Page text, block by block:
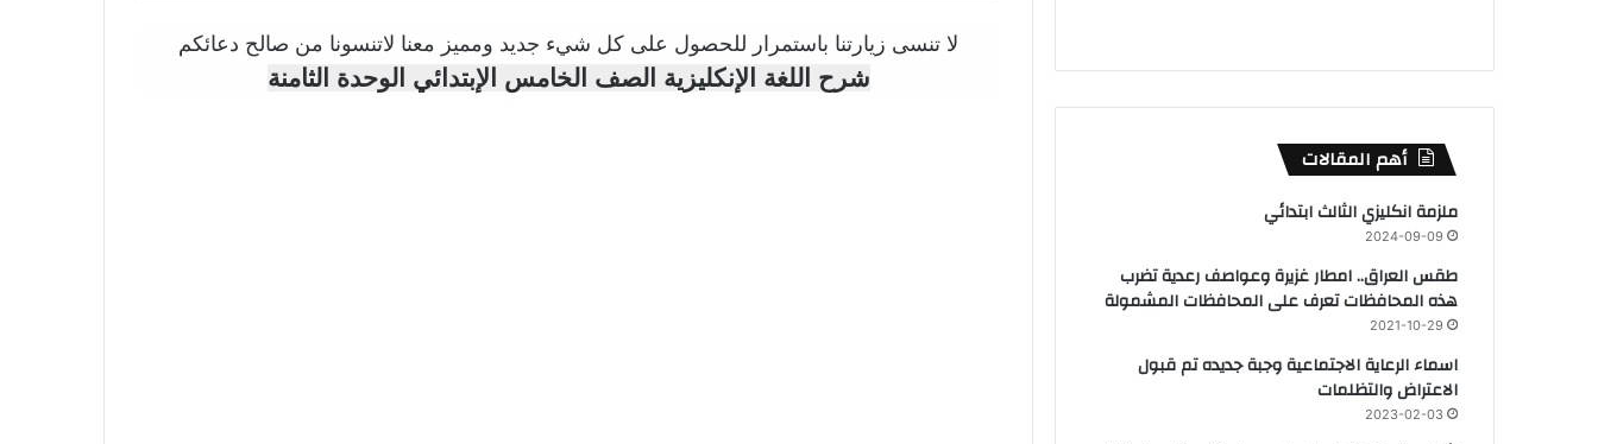
لا تنسى زيارتنا باستمرار للحصول على كل شيء جديد ومميز معنا لاتنسونا من صالح دعائكم
شرح اللغة الإنكليزية الصف الخامس الإبتدائي الوحدة الثامنة
أهم المقالات
ملزمة انكليزي الثالث ابتدائي
2024-09-09
طقس العراق.. امطار غزيرة وعواصف رعدية تضرب
هذه المحافظات تعرف على المحافظات المشمولة
2021-10-29
اسماء الرعاية الاجتماعية وجبة جديده تم قبول
الاعتراض والتظلمات
2023-02-03